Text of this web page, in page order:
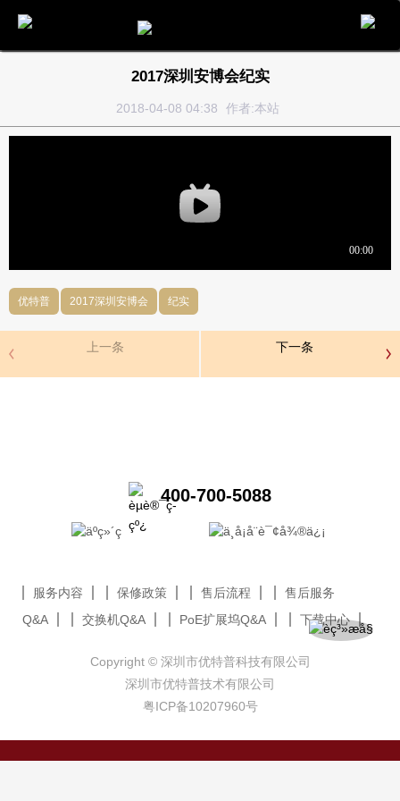
2017深圳安博会纪实
2018-04-08 04:38 作者:本站
优特普 2017深圳安博会 纪实
上一条 下一条
400-700-5088
服务内容 保修政策 售后流程
售后服务
Q&A
交换机Q&A PoE扩展坞Q&A 下载中心
Copyright © 深圳市优特普科技有限公司
深圳市优特普技术有限公司
粤ICP备10207960号
电话 留言